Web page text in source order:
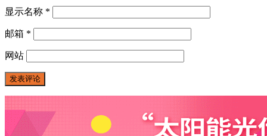
显示名称 *
邮箱 *
网站